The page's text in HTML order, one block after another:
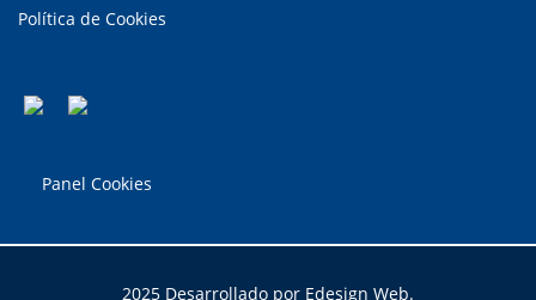
Política de Cookies
Panel Cookies
2025 Desarrollado por Edesign Web.